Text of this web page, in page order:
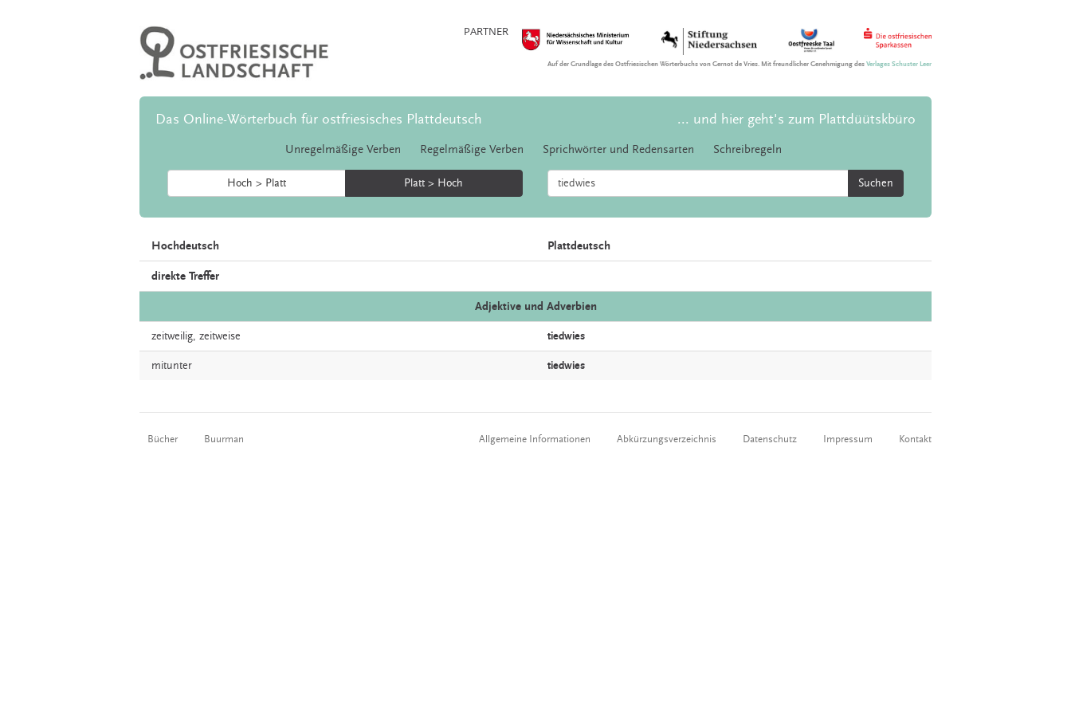
PARTNER
Auf der Grundlage des Ostfriesischen Wörterbuchs von Gernot de Vries. Mit freundlicher Genehmigung desVerlages Schuster Leer
Das Online-Wörterbuch für ostfriesisches Plattdeutsch ... und hier geht's zum Plattdüütskbüro
Unregelmäßige Verben Regelmäßige Verben Sprichwörter und Redensarten Schreibregeln
Hoch > Platt Platt > Hoch Suchen
Hochdeutsch Plattdeutsch
direkte Treffer
Adjektive und Adverbien
zeitweilig, zeitweise tiedwies
mitunter tiedwies
Bücher Buurman Allgemeine Informationen Abkürzungsverzeichnis Datenschutz Impressum Kontakt